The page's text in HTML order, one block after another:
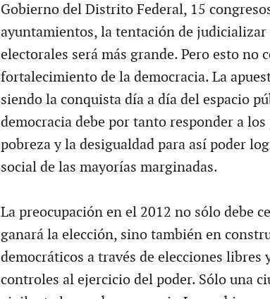
Gobierno del Distrito Federal, 15
ayuntamientos, la tentación de judicializar
electorales será más grande. Pero esto no
fortalecimiento de la democracia. La
siendo la conquista día a día del espacio
democracia debe por tanto responder a
pobreza y la desigualdad para así poder
social de las mayorías marginadas.
La preocupación en el 2012 no sólo debe
ganará la elección, sino también en
democráticos a través de elecciones libres
controles al ejercicio del poder. Sólo una